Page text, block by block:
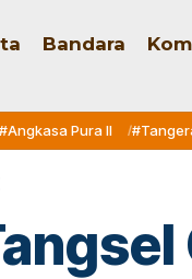
Bandara
#Angkasa Pura II